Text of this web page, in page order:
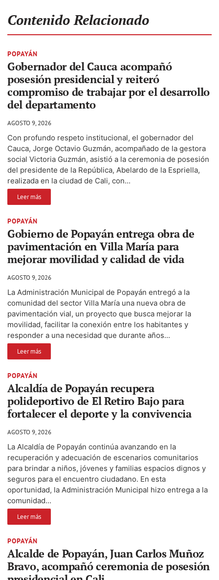
Contenido Relacionado
POPAYÁN
Gobernador del Cauca acompañó
posesión presidencial y reiteró
compromiso de trabajar por el desarrollo
del departamento
AGOSTO 9, 2026
Con profundo respeto institucional, el gobernador del
Cauca, Jorge Octavio Guzmán, acompañado de la gestora
social Victoria Guzmán, asistió a la ceremonia de posesión
del presidente de la República, Abelardo de la Espriella,
realizada en la ciudad de Cali, con...
Leer más
POPAYÁN
Gobierno de Popayán entrega obra de
pavimentación en Villa María para
mejorar movilidad y calidad de vida
AGOSTO 9, 2026
La Administración Municipal de Popayán entregó a la
comunidad del sector Villa María una nueva obra de
pavimentación vial, un proyecto que busca mejorar la
movilidad, facilitar la conexión entre los habitantes y
responder a una necesidad que durante años...
Leer más
POPAYÁN
Alcaldía de Popayán recupera
polideportivo de El Retiro Bajo para
fortalecer el deporte y la convivencia
AGOSTO 9, 2026
La Alcaldía de Popayán continúa avanzando en la
recuperación y adecuación de escenarios comunitarios
para brindar a niños, jóvenes y familias espacios dignos y
seguros para el encuentro ciudadano. En esta
oportunidad, la Administración Municipal hizo entrega a la
comunidad...
Leer más
POPAYÁN
Alcalde de Popayán, Juan Carlos Muñoz
Bravo, acompañó ceremonia de posesión